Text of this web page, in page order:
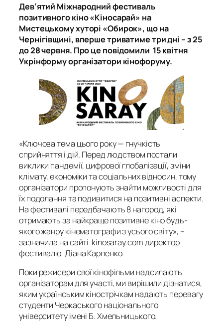
Дев’ятий Міжнародний фестиваль
позитивного кіно «Кіносарай» на
Мистецькому хуторі «Обирок», що на
Чернігівщині, вперше триватиме три дні – з 25
до 28 червня. Про це повідомили 15 квітня
Укрінформу організатори кінофоруму.
«Ключова тема цього року — гнучкість
сприйняття і дій. Перед людством постали
виклики пандемії, цифрової глобалізації, зміни
клімату, економіки та соціальних відносин, тому
організатори пропонують знайти можливості для
їх подолання та подивитися на позитивні аспекти.
На фестивалі передбачають 8 нагород, які
отримають за найкраще позитивне кіно будь-
якого жанру кінематографи з усього світу», –
зазначила на сайті kinosaray.com директор
фестивалю Діана Карпенко.
Поки режисери свої кінофільми надсилають
організаторам для участі, ми вирішили дізнатися,
яким українським кінострічкам надають перевагу
студенти Черкаського національного
університету імені Б. Хмельницького.